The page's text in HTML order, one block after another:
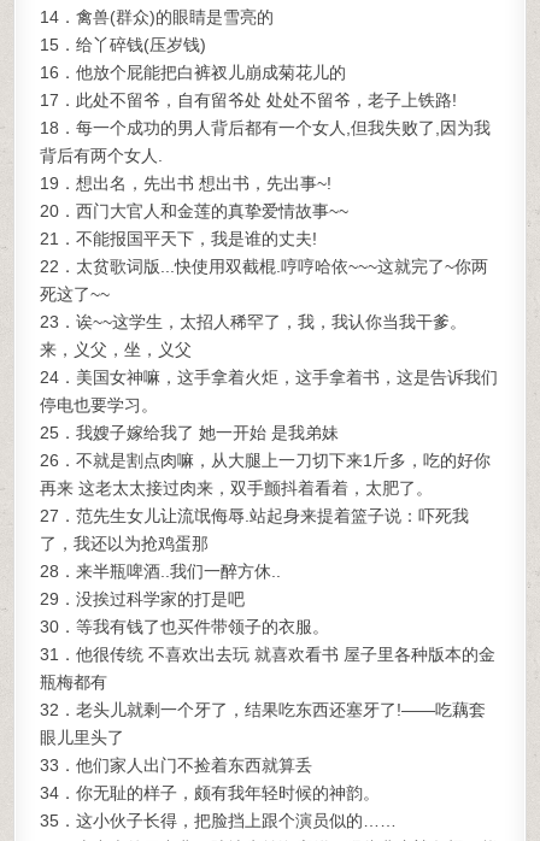
14．禽兽(群众)的眼睛是雪亮的
15．给丫碎钱(压岁钱)
16．他放个屁能把白裤衩儿崩成菊花儿的
17．此处不留爷，自有留爷处 处处不留爷，老子上铁路!
18．每一个成功的男人背后都有一个女人,但我失败了,因为我
背后有两个女人.
19．想出名，先出书 想出书，先出事~!
20．西门大官人和金莲的真挚爱情故事~~
21．不能报国平天下，我是谁的丈夫!
22．太贫歌词版...快使用双截棍.哼哼哈依~~~这就完了~你两
死这了~~
23．诶~~这学生，太招人稀罕了，我，我认你当我干爹。
来，义父，坐，义父
24．美国女神嘛，这手拿着火炬，这手拿着书，这是告诉我们
停电也要学习。
25．我嫂子嫁给我了 她一开始 是我弟妹
26．不就是割点肉嘛，从大腿上一刀切下来1斤多，吃的好你
再来 这老太太接过肉来，双手颤抖着看着，太肥了。
27．范先生女儿让流氓侮辱.站起身来提着篮子说：吓死我
了，我还以为抢鸡蛋那
28．来半瓶啤酒..我们一醉方休..
29．没挨过科学家的打是吧
30．等我有钱了也买件带领子的衣服。
31．他很传统 不喜欢出去玩 就喜欢看书 屋子里各种版本的金
瓶梅都有
32．老头儿就剩一个牙了，结果吃东西还塞牙了!——吃藕套
眼儿里头了
33．他们家人出门不捡着东西就算丢
34．你无耻的样子，颇有我年轻时候的神韵。
35．这小伙子长得，把脸挡上跟个演员似的……